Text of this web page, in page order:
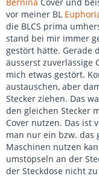
vor meiner BL
die BLCS prima
stand bei mir immer
gestört hätte. Gerade
äusserst zuverlässige
mich etwas gestört.
austauschen, aber
Stecker ziehen. Das
den gleichen Stecker
Cover nutzen. Das ist
man nur ein bzw. das
Maschinen nutzen
umstöpseln an der
der Steckdose nicht